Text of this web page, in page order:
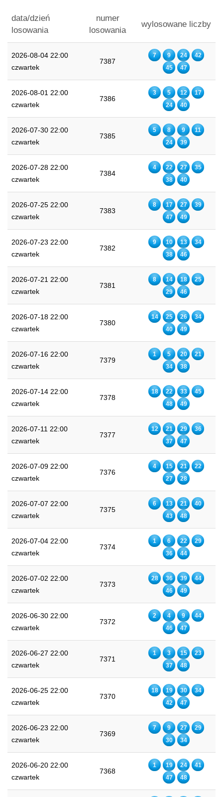
data/dzień
losowania
numer
losowania
wylosowane liczby
2026-08-04 22:00
czwartek
7387
7 9 24
42
45
47
2026-08-01 22:00
czwartek
7386
3 5 12
17
24
40
2026-07-30 22:00
czwartek
7385
5 8 9
11
24
39
2026-07-28 22:00
czwartek
7384
4 22 27
35
38
40
2026-07-25 22:00
czwartek
7383
8 17 27
39
47
49
2026-07-23 22:00
czwartek
7382
9 10 13
34
38
46
2026-07-21 22:00
czwartek
7381
8 14 18
25
29
46
2026-07-18 22:00
czwartek
7380
14 25 26
34
40
49
2026-07-16 22:00
czwartek
7379
1 5 20
21
34
38
2026-07-14 22:00
czwartek
7378
18 22 33
45
48
49
2026-07-11 22:00
czwartek
7377
12 21 29
36
37
47
2026-07-09 22:00
czwartek
7376
4 15 21
22
27
28
2026-07-07 22:00
czwartek
7375
6 13 21
40
43
48
2026-07-04 22:00
czwartek
7374
1 6 22
29
36
44
2026-07-02 22:00
czwartek
7373
28 36 39
44
46
49
2026-06-30 22:00
czwartek
7372
2 4 9
44
46
47
2026-06-27 22:00
czwartek
7371
1 3 15
23
37
48
2026-06-25 22:00
czwartek
7370
18 19 30
34
42
47
2026-06-23 22:00
czwartek
7369
7 9 27
29
30
34
2026-06-20 22:00
czwartek
7368
1 19 24
41
47
48